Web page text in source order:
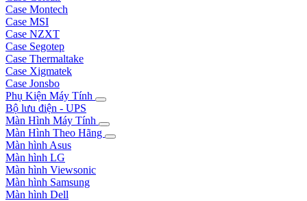
Case Montech
Case MSI
Case NZXT
Case Segotep
Case Thermaltake
Case Xigmatek
Case Jonsbo
Phụ Kiện Máy Tính
Bộ lưu điện - UPS
Màn Hình Máy Tính
Màn Hình Theo Hãng
Màn hình Asus
Màn hình LG
Màn hình Viewsonic
Màn hình Samsung
Màn hình Dell